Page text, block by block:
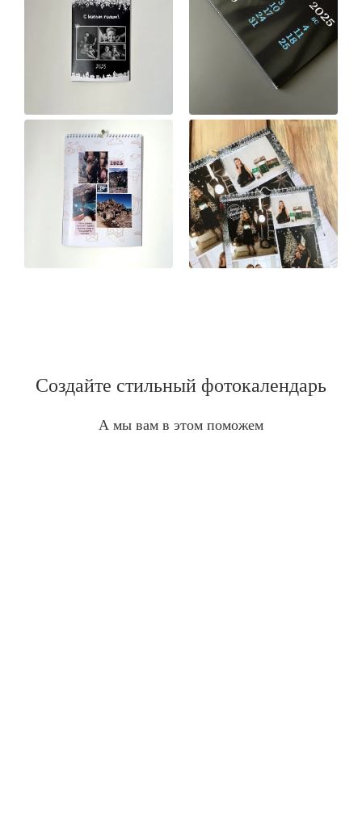
Создайте стильный фотокалендарь
А мы вам в этом поможем